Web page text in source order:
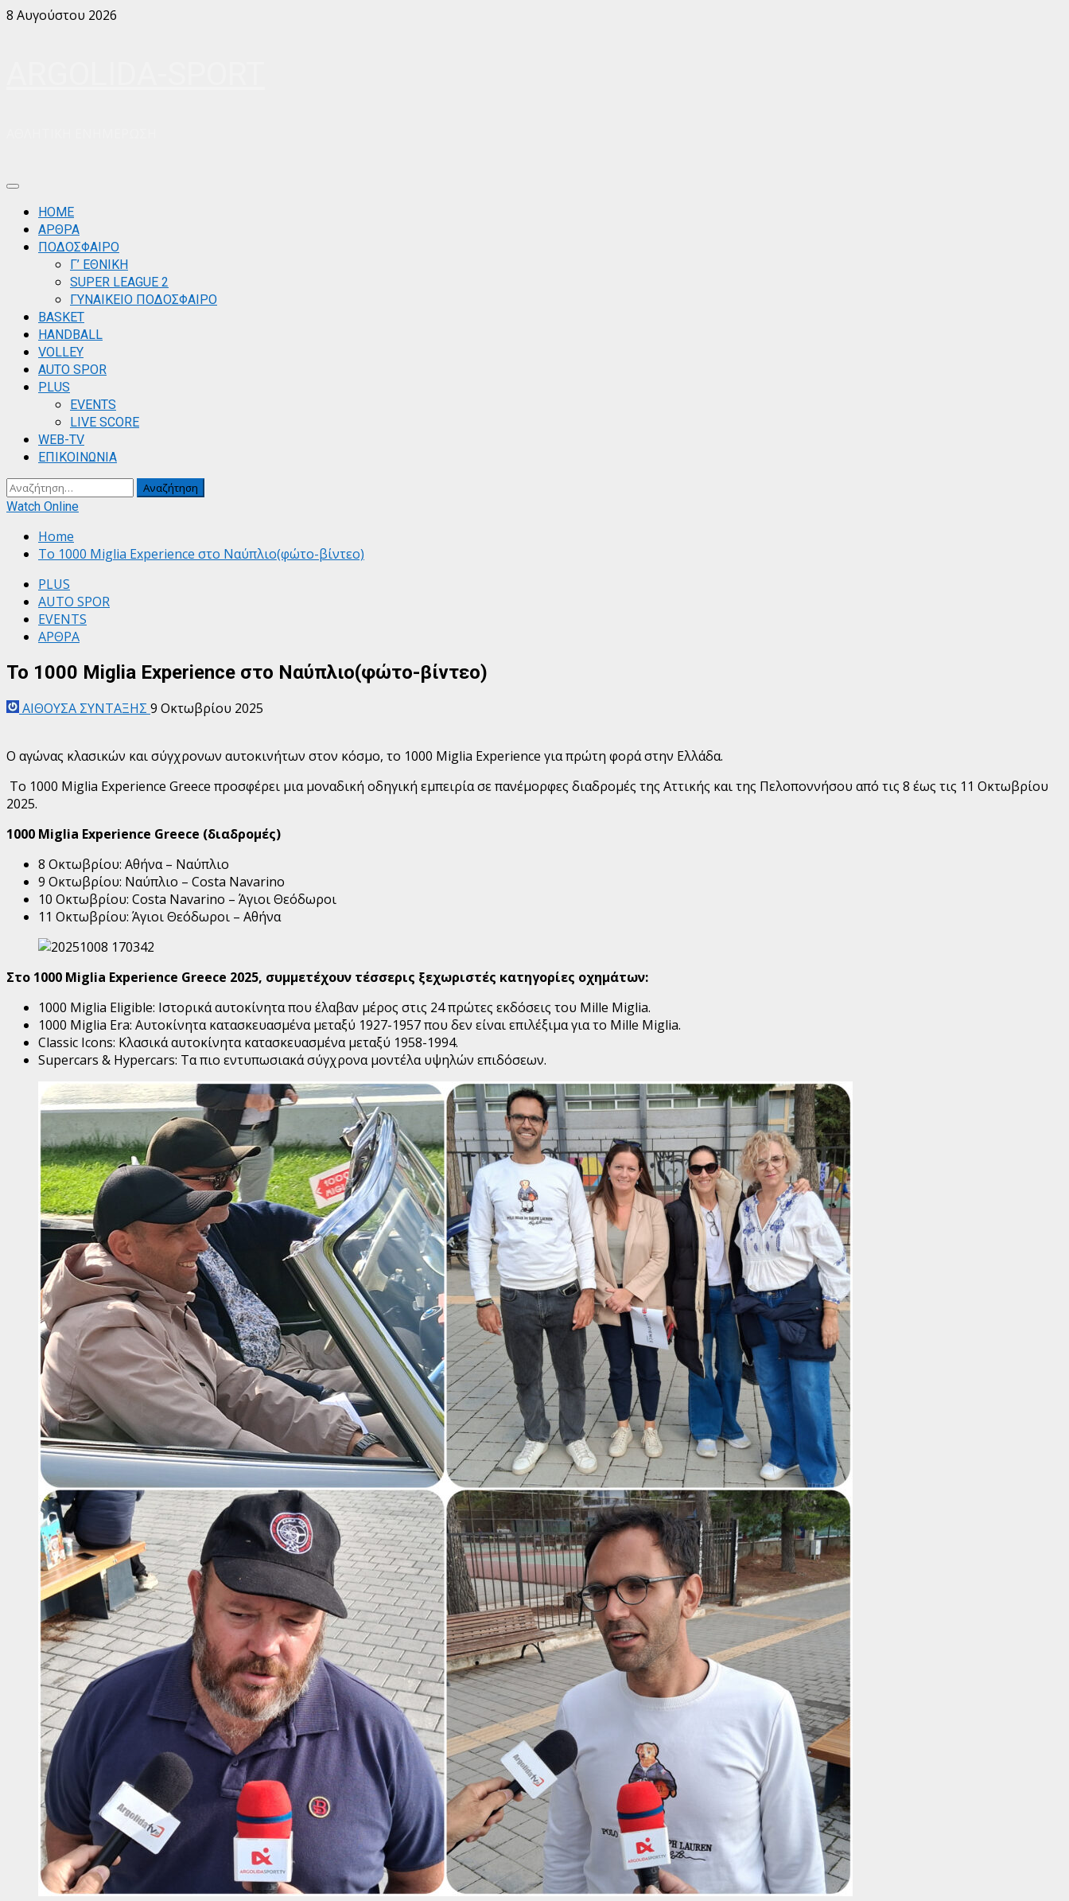
Skip
8 Αυγούστου 2026
Primary
MenuΗΟΜΕ
ΑΡΘΡΑ
ΠΟΔΟΣΦΑΙΡΟ
Γ’ ΕΘΝΙΚΗ
SUPER LEAGUE 2
ΓΥΝΑΙΚΕΙΟ ΠΟΔΟΣΦΑΙΡΟ
BASKET
HANDBALL
VOLLEY
AUTO SPOR
PLUS
EVENTS
LIVE SCORE
WEB-TV
ΕΠΙΚΟΙΝΩΝΙΑ
Αναζήτηση
για:
Watch Online
Home
Το 1000 Miglia Experience στο Ναύπλιο(φώτο-βίντεο)
PLUS
AUTO SPOR
EVENTS
ΑΡΘΡΑ
Το 1000 Miglia Experience στο Ναύπλιο(φώτο-βίντεο)
ΑΙΘΟΥΣΑ ΣΥΝΤΑΞΗΣ 9 Οκτωβρίου 2025
Ο αγώνας κλασικών και σύγχρονων αυτοκινήτων στον κόσμο, το 1000 Miglia Experience για πρώτη φορά στην Ελλάδα.
Το 1000 Miglia Experience Greece προσφέρει μια μοναδική οδηγική εμπειρία σε πανέμορφες διαδρομές της Αττικής και της Πελοποννήσου από τις 8 έως τις 11 Οκτωβρίου
2025.
1000 Miglia Experience Greece (διαδρομές)
8 Οκτωβρίου: Αθήνα – Ναύπλιο
9 Οκτωβρίου: Ναύπλιο – Costa Navarino
10 Οκτωβρίου: Costa Navarino – Άγιοι Θεόδωροι
11 Οκτωβρίου: Άγιοι Θεόδωροι – Αθήνα
Στο 1000 Miglia Experience Greece 2025, συμμετέχουν τέσσερις ξεχωριστές κατηγορίες οχημάτων:
1000 Miglia Eligible: Ιστορικά αυτοκίνητα που έλαβαν μέρος στις 24 πρώτες εκδόσεις του Mille Miglia.
1000 Miglia Era: Αυτοκίνητα κατασκευασμένα μεταξύ 1927-1957 που δεν είναι επιλέξιμα για το Mille Miglia.
Classic Icons: Κλασικά αυτοκίνητα κατασκευασμένα μεταξύ 1958-1994.
Supercars & Hypercars: Τα πιο εντυπωσιακά σύγχρονα μοντέλα υψηλών επιδόσεων.